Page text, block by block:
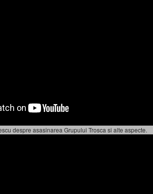
despre asasinarea Grupului Trosca si alte aspecte.